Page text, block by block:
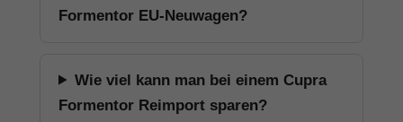
Formentor EU-Neuwagen?
Wie viel kann man bei einem Cupra
Formentor Reimport sparen?